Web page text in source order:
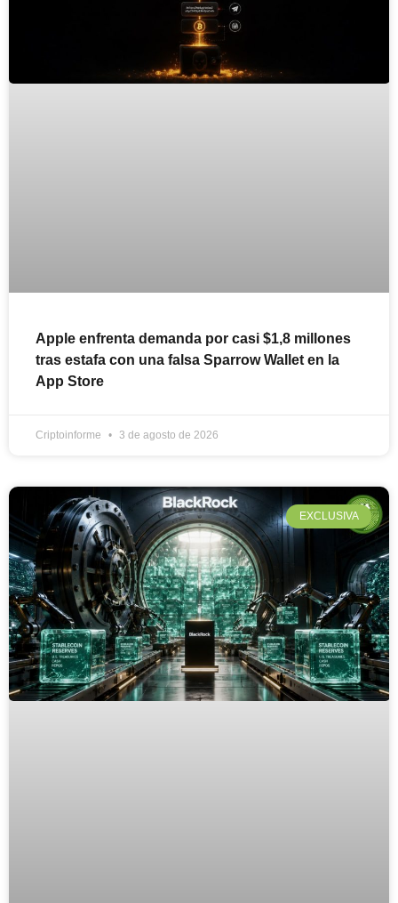
Apple enfrenta demanda por casi $1,8 millones
tras estafa con una falsa Sparrow Wallet en la
App Store
Criptoinforme 3 de agosto de 2026
EXCLUSIVA